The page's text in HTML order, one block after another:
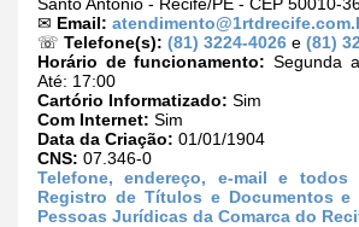
✉ Email:
☏ Telefone(s): (81) 3224-4026 e (81)
Horário de funcionamento: Segunda
Até: 17:00
Cartório Informatizado: Sim
Com Internet: Sim
Data da Criação: 01/01/1904
CNS: 07.346-0
Telefone, endereço, e-mail e
Registro de Títulos e Documentos
Pessoas Jurídicas da Comarca do